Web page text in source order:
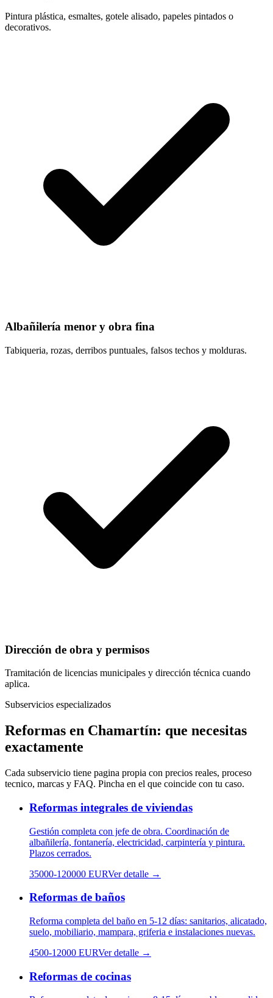
Pintura plástica, esmaltes, gotele alisado, papeles pintados o
decorativos.
Albañilería menor y obra fina
Tabiqueria, rozas, derribos puntuales, falsos techos y molduras.
Dirección de obra y permisos
Tramitación de licencias municipales y dirección técnica cuando
aplica.
Subservicios especializados
Reformas en Chamartín: que necesitas
exactamente
Cada subservicio tiene pagina propia con precios reales, proceso
tecnico, marcas y FAQ. Pincha en el que coincide con tu caso.
Reformas integrales de viviendas
Gestión completa con jefe de obra. Coordinación de
albañilería, fontanería, electricidad, carpintería y pintura.
Plazos cerrados.
35000-120000 EURVer detalle →
Reformas de baños
Reforma completa del baño en 5-12 días: sanitarios, alicatado,
suelo, mobiliario, mampara, griferia e instalaciones nuevas.
4500-12000 EURVer detalle →
Reformas de cocinas